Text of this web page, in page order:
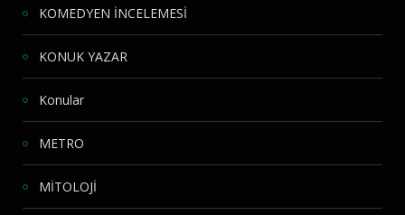
KOMEDYEN İNCELEMESİ
KONUK YAZAR
Konular
METRO
MİTOLOJİ